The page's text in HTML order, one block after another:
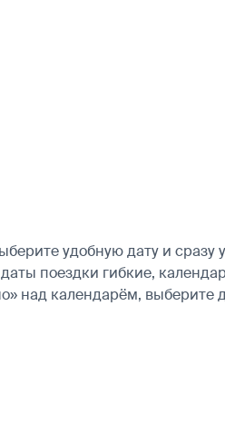
удобную дату и
поездки гибкие,
над календарём,